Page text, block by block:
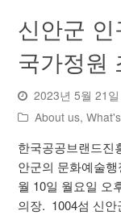
신안군
국가정원
2023년 5월 21일
About us,
한국공공브랜드진
안군의 문화예술
월 10일 월요일 오
의장. 1004섬 신안